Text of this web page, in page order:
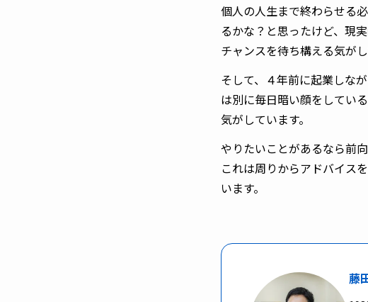
個人の人生まで終わらせる
るかな？と思ったけど、現
チャンスを待ち構える気がし
そして、４年前に起業しな
は別に毎日暗い顔をしてい
気がしています。
やりたいことがあるなら前
これは周りからアドバイス
います。
藤